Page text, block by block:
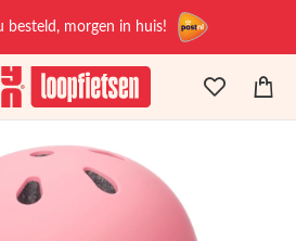
besteld, morgen in huis!